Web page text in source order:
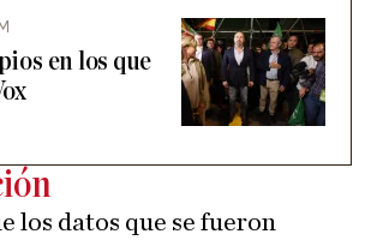
en los que
los datos que se fueron